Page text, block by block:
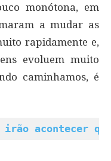
monótona, em
a mudar as
rapidamente e,
evoluem muito
caminhamos, é
acontecer